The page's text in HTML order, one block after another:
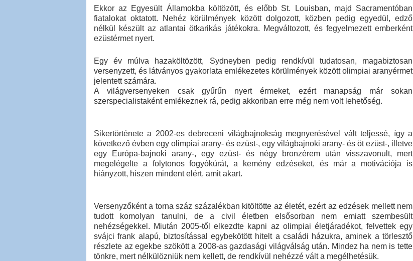
Ekkor az Egyesült Államokba költözött, és előbb St. Louisban, majd Sacramentóban
fiatalokat oktatott. Nehéz körülmények között dolgozott, közben pedig egyedül, edző
nélkül készült az atlantai ötkarikás játékokra. Megváltozott, és fegyelmezett emberként
ezüstérmet nyert.
Egy év múlva hazaköltözött, Sydneyben pedig rendkívül tudatosan, magabiztosan
versenyzett, és látványos gyakorlata emlékezetes körülmények között olimpiai aranyérmet
jelentett számára.
A világversenyeken csak gyűrűn nyert érmeket, ezért manapság már sokan
szerspecialistaként emlékeznek rá, pedig akkoriban erre még nem volt lehetőség.
Sikertörténete a 2002-es debreceni világbajnokság megnyerésével vált teljessé, így a
következő évben egy olimpiai arany- és ezüst-, egy világbajnoki arany- és öt ezüst-, illetve
egy Európa-bajnoki arany-, egy ezüst- és négy bronzérem után visszavonult, mert
megelégelte a folytonos fogyókúrát, a kemény edzéseket, és már a motivációja is
hiányzott, hiszen mindent elért, amit akart.
Versenyzőként a torna száz százalékban kitöltötte az életét, ezért az edzések mellett nem
tudott komolyan tanulni, de a civil életben elsősorban nem emiatt szembesült
nehézségekkel. Miután 2005-től elkezdte kapni az olimpiai életjáradékot, felvettek egy
svájci frank alapú, biztosítással egybekötött hitelt a családi házukra, aminek a törlesztő
részlete az egekbe szökött a 2008-as gazdasági világválság után. Mindez ha nem is tette
tönkre, mert nélkülözniük nem kellett, de rendkívül nehézzé vált a megélhetésük.